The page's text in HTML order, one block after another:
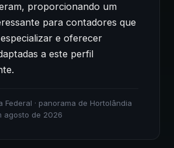
proporcionando um
para contadores que
e oferecer
a este perfil
Federal · panorama de Hortolândia
agosto de 2026